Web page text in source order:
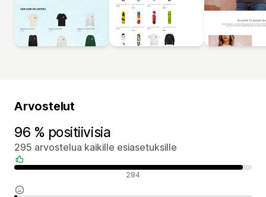
Arvostelut
96 % positiivisia
295 arvostelua kaikille esiasetuksille
Positiiviset arvostelut 284